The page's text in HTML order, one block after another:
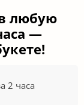
любую
—
2 часа